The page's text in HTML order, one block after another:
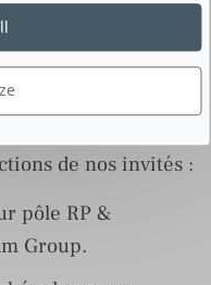
Twitter
comme dans la
partager et
de nos invités :
pôle RP &
Group.